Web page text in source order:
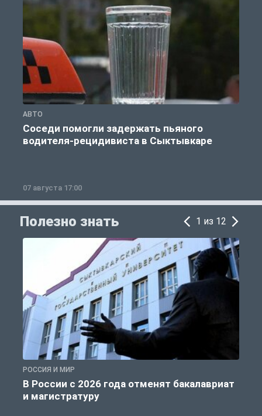
АВТО
Соседи помогли задержать пьяного
водителя-рецидивиста в Сыктывкаре
07 августа 17:00
Полезно знать 1 из 12
РОССИЯ И МИР
В России с 2026 года отменят бакалавриат
и магистратуру